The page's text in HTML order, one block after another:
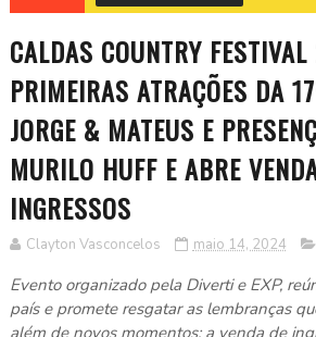
CALDAS COUNTRY
PRIMEIRAS ATRAÇÕES DA
JORGE & MATEUS E
MURILO HUFF E ABRE
INGRESSOS
Clayton Vasconcelos maio 14, 2024
Evento organizado pela Diverti e EXP,
país e promete resgatar as lembranças
além de novos momentos; a venda de